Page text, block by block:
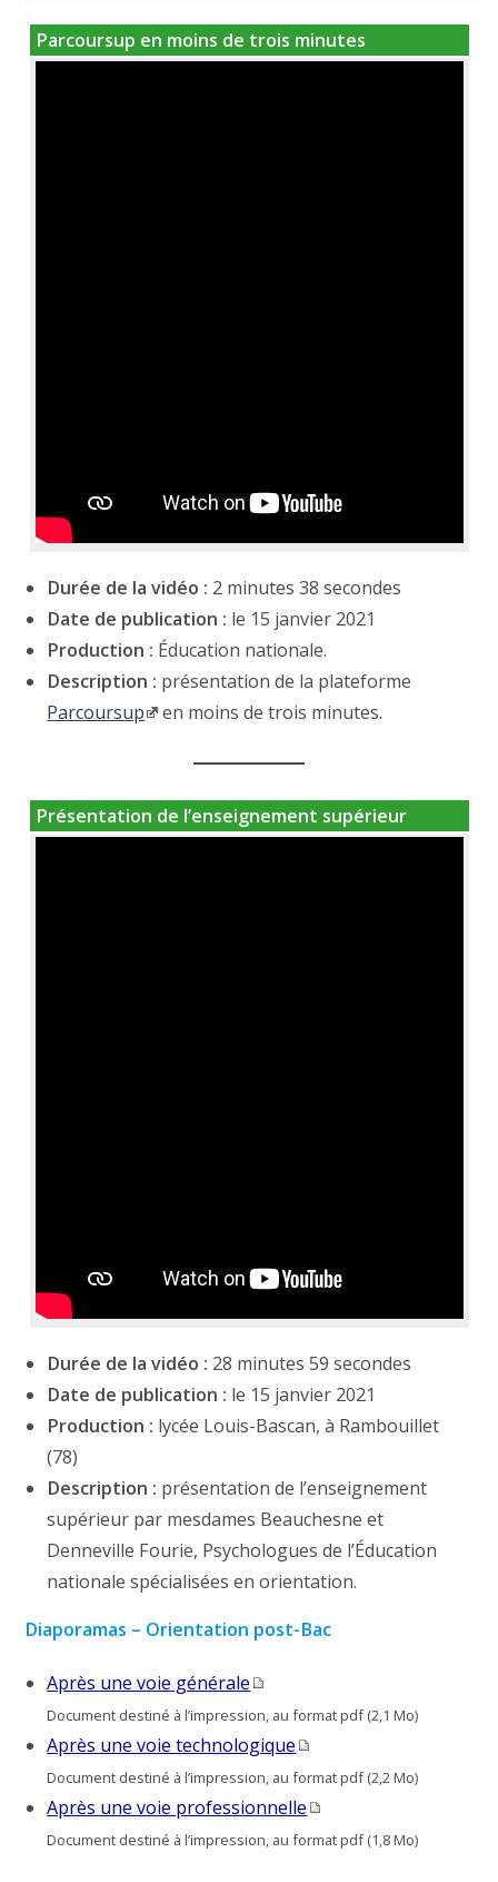
Parcoursup en moins de trois minutes
Durée de la vidéo : 2 minutes 38 secondes
Date de publication : le 15 janvier 2021
Production : Éducation nationale.
Description : présentation de la plateforme
Parcoursup
en moins de trois minutes.
Présentation de l’enseignement supérieur
Durée de la vidéo : 28 minutes 59 secondes
Date de publication : le 15 janvier 2021
Production : lycée Louis-Bascan, à Rambouillet
(78)
Description : présentation de l’enseignement
supérieur par mesdames Beauchesne et
Denneville Fourie, Psychologues de l’Éducation
nationale spécialisées en orientation.
Diaporamas – Orientation post-Bac
Après une voie générale
Document destiné à l’impression, au format pdf (2,1 Mo)
Après une voie technologique
Document destiné à l’impression, au format pdf (2,2 Mo)
Après une voie professionnelle
Document destiné à l’impression, au format pdf (1,8 Mo)